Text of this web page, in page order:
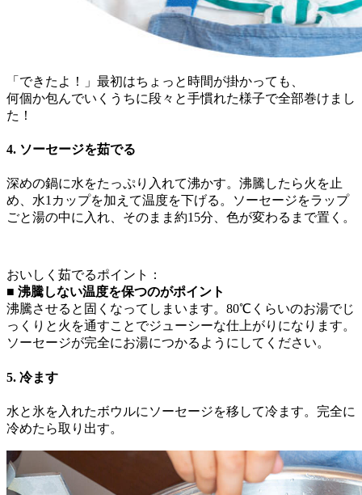
「できたよ！」最初はちょっと時間が掛かっても、
何個か包んでいくうちに段々と手慣れた様子で全部巻けまし
た！
4. ソーセージを茹でる
深めの鍋に水をたっぷり入れて沸かす。沸騰したら火を止
め、水1カップを加えて温度を下げる。ソーセージをラップ
ごと湯の中に入れ、そのまま約15分、色が変わるまで置く。
おいしく茹でるポイント：
■ 沸騰しない温度を保つのがポイント
沸騰させると固くなってしまいます。80℃くらいのお湯でじ
っくりと火を通すことでジューシーな仕上がりになります。
ソーセージが完全にお湯につかるようにしてください。
5. 冷ます
水と氷を入れたボウルにソーセージを移して冷ます。完全に
冷めたら取り出す。